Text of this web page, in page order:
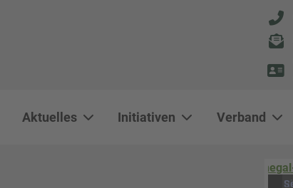
Aktuelles Initiativen Verband
3034 1800x500
WAL 8217 1800x500
20220730 115738 1800x500
20230911 165003 1800x500
DSC00568 1800x500
DSC 5882 DxO 1800x500
IMG 0711 1800x500
WAL 0061 1800x500
WAL 5484 1800x500
WAL 99591800x500